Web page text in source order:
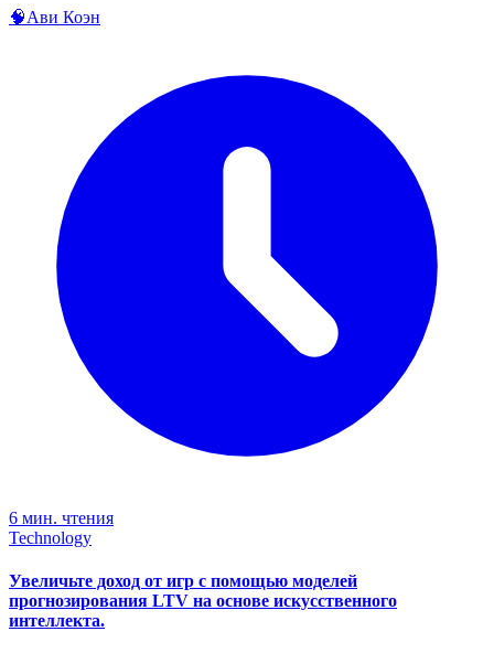
🧠Ави Коэн
6 мин. чтения
Technology
Увеличьте доход от игр с помощью моделей
прогнозирования LTV на основе искусственного
интеллекта.